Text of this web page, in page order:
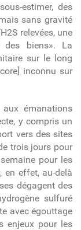
estimer, des
sans gravité
2S relevées, une
biens». La
sur le long
inconnu sur
émanations
y compris un
vers des sites
trois jours pour
pour les
en effet, au-delà
dégagent des
sulfuré
avec égouttage
enjeux pour les